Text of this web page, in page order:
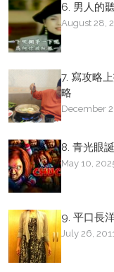
6. 男人的
August 28,
7. 寫攻略
略
December
8. 青光眼
May 10,
9. 平口長
July 26,